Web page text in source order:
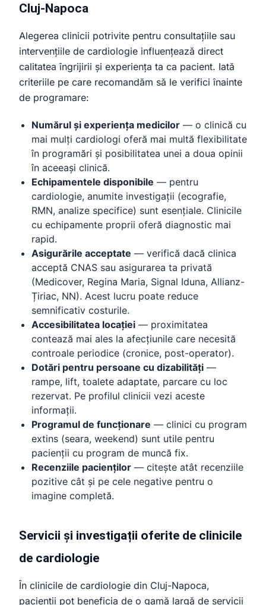
Cluj-Napoca
Alegerea clinicii potrivite pentru consultațiile sau
intervențiile de cardiologie influențează direct
calitatea îngrijirii și experiența ta ca pacient. Iată
criteriile pe care recomandăm să le verifici înainte
de programare:
Numărul și experiența medicilor — o clinică cu
mai mulți cardiologi oferă mai multă flexibilitate
în programări și posibilitatea unei a doua opinii
în aceeași clinică.
Echipamentele disponibile — pentru
cardiologie, anumite investigații (ecografie,
RMN, analize specifice) sunt esențiale. Clinicile
cu echipamente proprii oferă diagnostic mai
rapid.
Asigurările acceptate — verifică dacă clinica
acceptă CNAS sau asigurarea ta privată
(Medicover, Regina Maria, Signal Iduna, Allianz-
Țiriac, NN). Acest lucru poate reduce
semnificativ costurile.
Accesibilitatea locației — proximitatea
contează mai ales la afecțiunile care necesită
controale periodice (cronice, post-operator).
Dotări pentru persoane cu dizabilități —
rampe, lift, toalete adaptate, parcare cu loc
rezervat. Pe profilul clinicii vezi aceste
informații.
Programul de funcționare — clinici cu program
extins (seara, weekend) sunt utile pentru
pacienții cu program de muncă fix.
Recenziile pacienților — citește atât recenziile
pozitive cât și pe cele negative pentru o
imagine completă.
Servicii și investigații oferite de clinicile
de cardiologie
În clinicile de cardiologie din Cluj-Napoca,
pacienții pot beneficia de o gamă largă de servicii